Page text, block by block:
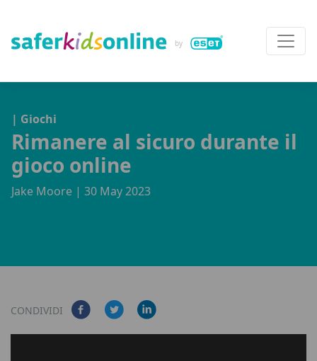
| Giochi
Rimanere al sicuro durante il
gioco online
Jake Moore | 30 May 2023
CONDIVIDI